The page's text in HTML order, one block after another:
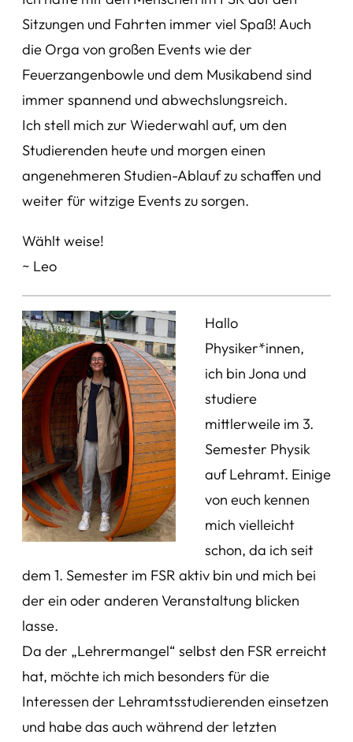
Sitzungen und Fahrten immer viel Spaß! Auch
die Orga von großen Events wie der
Feuerzangenbowle und dem Musikabend sind
immer spannend und abwechslungsreich.
Ich stell mich zur Wiederwahl auf, um den
Studierenden heute und morgen einen
angenehmeren Studien-Ablauf zu schaffen und
weiter für witzige Events zu sorgen.
Wählt weise!
~ Leo
Hallo
Physiker*innen,
ich bin Jona und
studiere
mittlerweile im 3.
Semester Physik
auf Lehramt. Einige
von euch kennen
mich vielleicht
schon, da ich seit
dem 1. Semester im FSR aktiv bin und mich bei
der ein oder anderen Veranstaltung blicken
lasse.
Da der „Lehrermangel“ selbst den FSR erreicht
hat, möchte ich mich besonders für die
Interessen der Lehramtsstudierenden einsetzen
und habe das auch während der letzten